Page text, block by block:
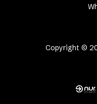
Copyright ©